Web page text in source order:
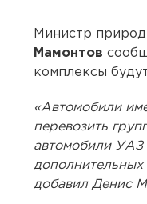
Министр
Мамонтов
комплексы
«Автомобили
перевозить
автомобили УАЗ
добавил Денис